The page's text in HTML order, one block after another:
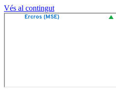
Vés al contingut